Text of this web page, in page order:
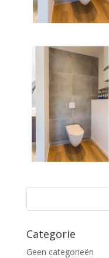
Categorie
Geen categorieën